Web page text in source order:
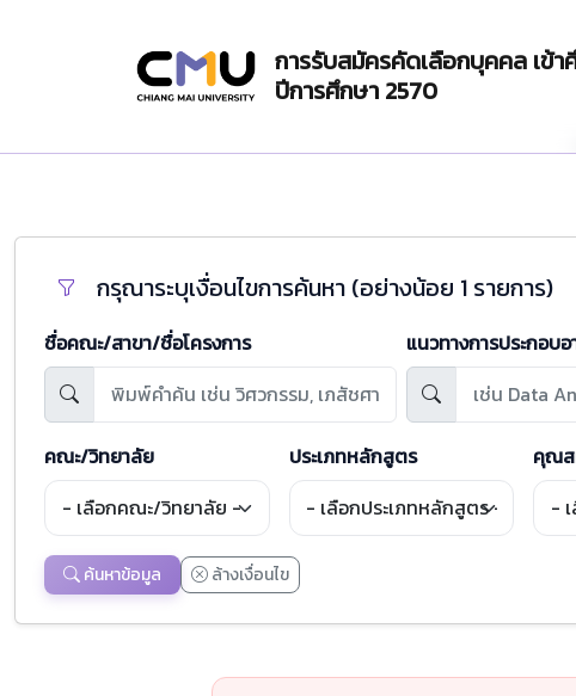
การรับสมัครคัดเลือกบุคคล เ
ปีการศึกษา 2570
กรุณาระบุเงื่อนไขการค้นหา (อย่างน้อย 1 รายการ)
ชื่อคณะ/สาขา/ชื่อโครงการ แนวทางการประกอบ
คณะ/วิทยาลัย ประเภทหลักสูตร คุณ
ค้นหาข้อมูล ล้างเงื่อนไข